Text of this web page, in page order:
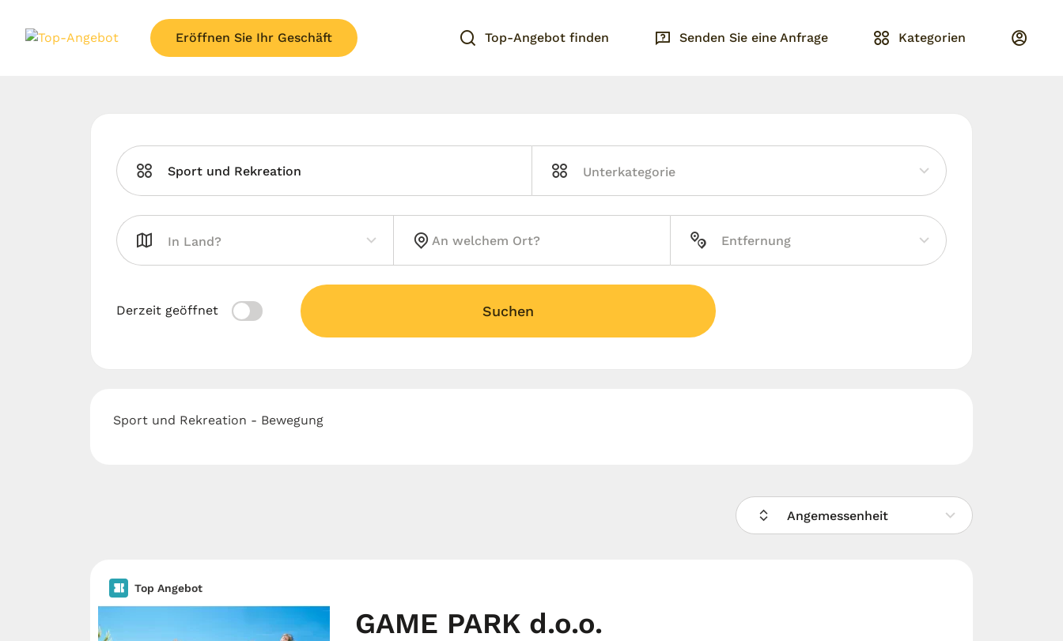
Eröffnen Sie Ihr Geschäft Top-Angebot finden Senden Sie eine Anfrage Kategorien
Sport und Rekreation
Derzeit geöffnet Suchen
Sport und Rekreation - Bewegung
Angemessenheit
Top Angebot
GAME PARK d.o.o.